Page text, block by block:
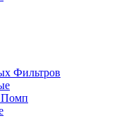
Фильтров
Помп